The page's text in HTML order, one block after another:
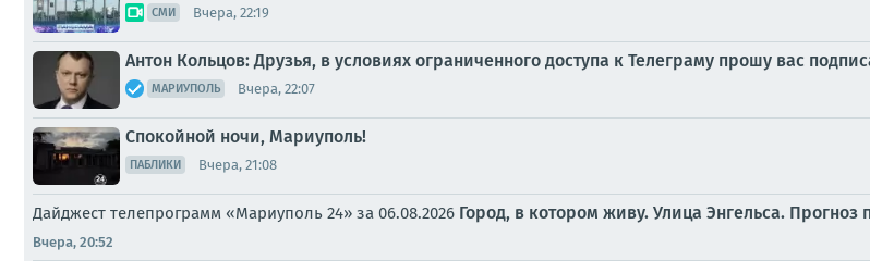
СМИ Вчера, 22:19
Антон Кольцов: Друзья, в условиях ограниченного доступа к Телеграму прошу вас
МАРИУПОЛЬ Вчера, 22:07
Спокойной ночи, Мариуполь!
ПАБЛИКИ Вчера, 21:08
Дайджест телепрограмм «Мариуполь 24» за 06.08.2026 Город, в котором живу. Улица Энгельса. Прогноз
Вчера, 20:52